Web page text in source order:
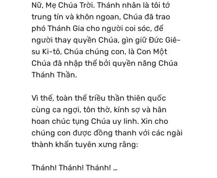
Nữ, Mẹ Chúa Trời. Thánh nhân là tôi tớ
trung tín và khôn ngoan, Chúa đã trao
phó Thánh Gia cho người coi sóc, để
người thay quyền Chúa, gìn giữ Ðức Giê-
su Ki-tô, Chúa chúng con, là Con Một
Chúa đã nhập thể bởi quyền năng Chúa
Thánh Thần.
Vì thế, toàn thể triều thần thiên quốc
cùng ca ngợi, tôn thờ, kính sợ và hân
hoan chúc tụng Chúa uy linh. Xin cho
chúng con được đồng thanh với các ngài
thành khẩn tuyên xưng rằng:
Thánh! Thánh! Thánh! …